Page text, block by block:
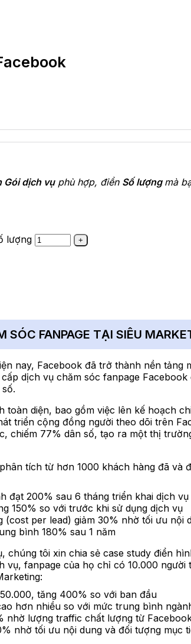
Gói dịch vụphù hợp, điền Số lượng mà
lượng
SÓC FANPAGE TẠI SIÊU
nay, Facebook đã trở thành nền
dịch vụ chăm sóc fanpage
toàn diện, bao gồm việc lên kế hoạch
triển cộng đồng người theo dõi trên
chiếm 77% dân số, tạo ra một thị
tích từ hơn 1000 khách hàng đã
đạt 200% sau 6 tháng triển khai dịch vụ
150% so với trước khi sử dụng dịch vụ
per lead) giảm 30% nhờ tối ưu nội
bình 180% sau 1 năm
tôi xin chia sẻ case study điển
vụ, fanpage của họ chỉ có 10.000
tăng 400% so với ban đầu
hơn nhiều so với mức trung bình
nhờ lượng traffic chất lượng từ
nhờ tối ưu nội dung và đối tượng mục